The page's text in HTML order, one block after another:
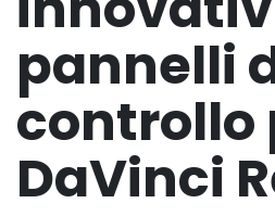
pannelli
controllo
DaVinci